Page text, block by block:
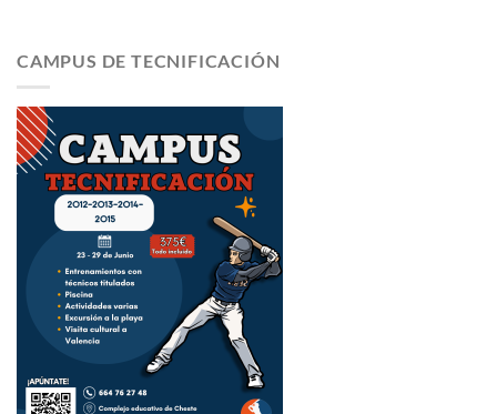
CAMPUS DE TECNIFICACIÓN